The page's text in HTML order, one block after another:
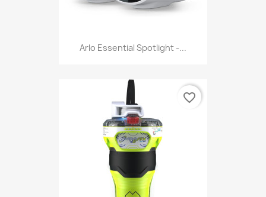
Arlo Essential Spotlight -...
favorite_border